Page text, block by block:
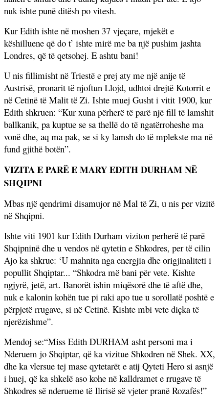
nuk ishte punë ditësh po vitesh.
Kur Edith ishte në moshen 37 vjeçare, mjekët e
këshilluene që do t’ ishte mirë me ba një pushim jashta
Londres, që të qetsohej. E ashtu bani!
U nis fillimisht në Triestë e prej aty me një anije të
Austrisë, pronarit të njoftun Llojd, udhtoi drejtë Kotorrit e
në Cetinë të Malit të Zi. Ishte muej Gusht i vitit 1900, kur
Edith shkruen: “Kur xuna përherë të parë një fill të lamshit
ballkanik, pa kuptue se sa thellë do të ngatërroheshe ma
vonë dhe, aq ma pak, se si ky lamsh do të mplekste ma në
fund gjithë botën”.
VIZITA E PARË E MARY EDITH DURHAM NË
SHQIPNI
Mbas një qendrimi disamujor në Mal të Zi, u nis per vizitë
në Shqipni.
Ishte viti 1901 kur Edith Durham viziton perherë të parë
Shqipninë dhe u vendos në qytetin e Shkodres, per të cilin
Ajo ka shkrue: ‘U mahnita nga energjia dhe origjinaliteti i
popullit Shqiptar... “Shkodra më bani për vete. Kishte
ngjyrë, jetë, art. Banorët ishin miqësorë dhe të aftë dhe,
nuk e kalonin kohën tue pi raki apo tue u sorollatë poshtë e
përpjetë rrugave, si në Cetinë. Kishte mbi vete diçka të
njerëzishme”.
Mendoj se:“Miss Edith DURHAM asht personi ma i
Nderuem jo Shqiptar, që ka vizitue Shkodren në Shek. XX,
dhe ka vlersue tej mase qytetarët e atij Qyteti Hero si asnjë
i huej, që ka shkelë aso kohe në kalldramet e rrugave të
Shkodres së nderueme të Ilirisë së vjeter pranë Rozafës!”